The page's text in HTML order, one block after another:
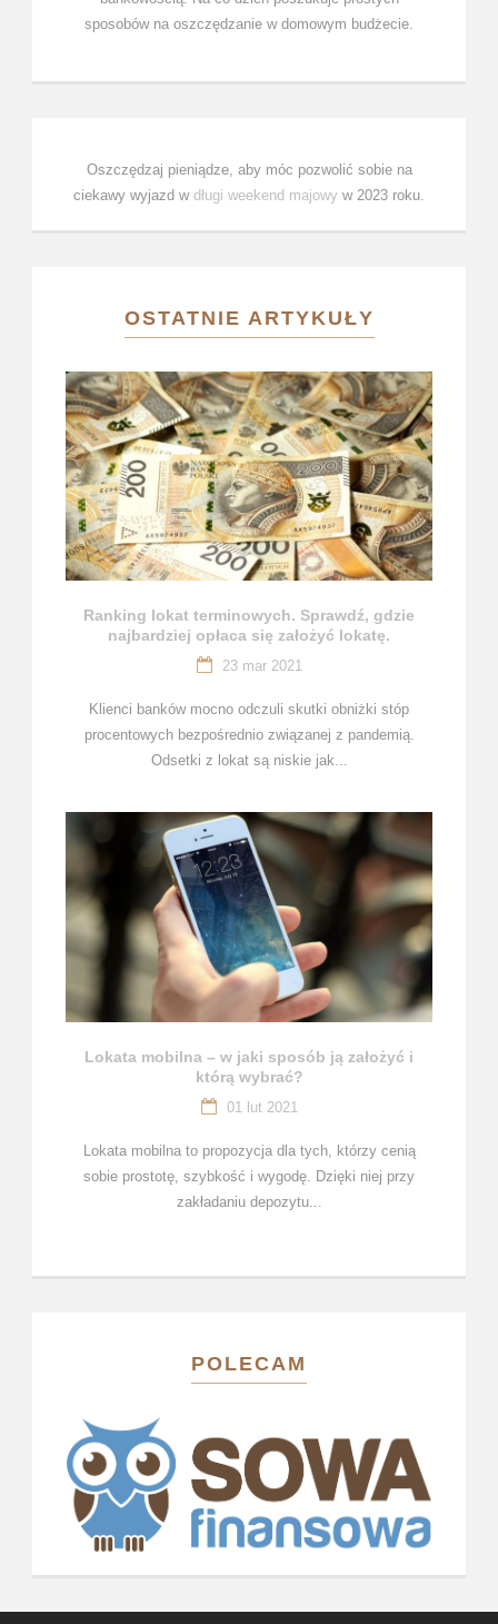
sposobów na oszczędzanie w domowym budżecie.
Oszczędzaj pieniądze, aby móc pozwolić sobie na
ciekawy wyjazd w długi weekend majowy w 2023 roku.
OSTATNIE ARTYKUŁY
Ranking lokat terminowych. Sprawdź, gdzie
najbardziej opłaca się założyć lokatę.
23 mar 2021
Klienci banków mocno odczuli skutki obniżki stóp
procentowych bezpośrednio związanej z pandemią.
Odsetki z lokat są niskie jak...
Lokata mobilna – w jaki sposób ją założyć i
którą wybrać?
01 lut 2021
Lokata mobilna to propozycja dla tych, którzy cenią
sobie prostotę, szybkość i wygodę. Dzięki niej przy
zakładaniu depozytu...
POLECAM